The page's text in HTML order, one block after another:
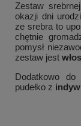
Zestaw
okazji dni
ze srebra to
chętnie
pomysł
zestaw jest
Dodatkowo do
pudełko z